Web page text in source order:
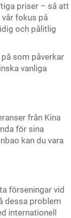
priser – så att
fokus på
och pålitlig
som påverkar
vanliga
från Kina
för sina
kan du vara
förseningar vid
dessa problem
internationell